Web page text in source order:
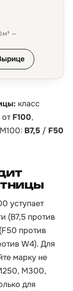
м³ —
класс
отF100,
B7,5 / F50
уступает
(B7,5 против
против
W4). Для
марку не
М300,
для